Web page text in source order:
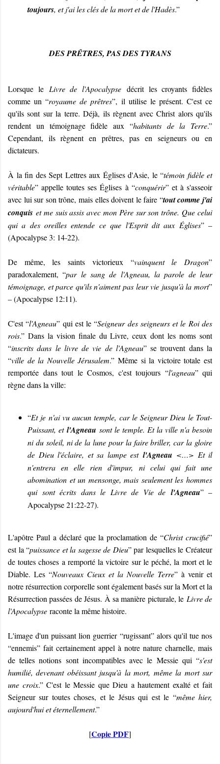
toujours, et j'ai les clés de la mort et de l'Hadès.”
DES PRÊTRES, PAS DES TYRANS
Lorsque le Livre de l'Apocalypse décrit les croyants fidèles
comme un “royaume de prêtres”, il utilise le présent. C'est ce
qu'ils sont sur la terre. Déjà, ils règnent avec Christ alors qu'ils
rendent un témoignage fidèle aux “habitants de la Terre.”
Cependant, ils règnent en prêtres, pas en seigneurs ou en
dictateurs.
À la fin des Sept Lettres aux Églises d'Asie, le “témoin fidèle et
véritable” appelle toutes ses Églises à “conquérir” et à s'asseoir
avec lui sur son trône, mais elles doivent le faire “tout comme j'ai
conquis et me suis assis avec mon Père sur son trône. Que celui
qui a des oreilles entende ce que l'Esprit dit aux Églises” –
(Apocalypse 3: 14-22).
De même, les saints victorieux “vainquent le Dragon”
paradoxalement, “par le sang de l'Agneau, la parole de leur
témoignage, et parce qu'ils n'aiment pas leur vie jusqu'à la mort”
– (Apocalypse 12:11).
C'est “l'Agneau” qui est le “Seigneur des seigneurs et le Roi des
rois.” Dans la vision finale du Livre, ceux dont les noms sont
“inscrits dans le livre de vie de l'Agneau” se trouvent dans la
“ville de la Nouvelle Jérusalem.” Même si la victoire totale est
remportée dans tout le Cosmos, c'est toujours “l'agneau” qui
règne dans la ville:
“Et je n'ai vu aucun temple, car le Seigneur Dieu le Tout-
Puissant, et l'Agneau sont le temple. Et la ville n'a besoin
ni du soleil, ni de la lune pour la faire briller, car la gloire
de Dieu l'éclaire, et sa lampe est l'Agneau <…> Et il
n'entrera en elle rien d'impur, ni celui qui fait une
abomination et un mensonge, mais seulement les hommes
qui sont écrits dans le Livre de Vie de l'Agneau” –
Apocalypse 21:22-27).
L'apôtre Paul a déclaré que la proclamation de “Christ crucifié”
est la “puissance et la sagesse de Dieu” par lesquelles le Créateur
de toutes choses a remporté la victoire sur le péché, la mort et le
Diable. Les “Nouveaux Cieux et la Nouvelle Terre” à venir et
notre résurrection corporelle sont également basés sur la Mort et la
Résurrection passées de Jésus. À sa manière picturale, le Livre de
l'Apocalypse raconte la même histoire.
L'image d'un puissant lion guerrier “rugissant” alors qu'il tue nos
“ennemis” fait certainement appel à notre nature charnelle, mais
de telles notions sont incompatibles avec le Messie qui “s'est
humilié, devenant obéissant jusqu'à la mort, même la mort sur
une croix.” C'est le Messie que Dieu a hautement exalté et fait
Seigneur sur toutes choses, et le Jésus qui est le “même hier,
aujourd'hui et éternellement.”
[Copie PDF]